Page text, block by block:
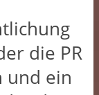
die PR
und ein